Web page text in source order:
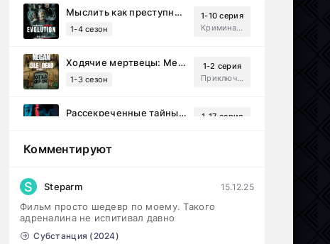
Мыслить как преступник: Эволюция (2022)
1-4 сезон
1-10 серия
Криминал, Детектив, Триллер, Драма
Ходячие мертвецы: Мертвый город (2023)
1-3 сезон
1-2 серия
Приключения, Ужасы, Триллер
Рассекреченные тайны с Дэвидом Духовны (2025)
1-17 серия
Под землёй (2026)
1 сезон
Комментируют
S Steparm 15.12.25
Фильм просто шедевр по моему. Такого
адреналина не испитивал давно
Субстанция (2024)